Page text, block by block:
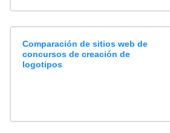
Comparación de sitios web de
concursos de creación de
logotipos